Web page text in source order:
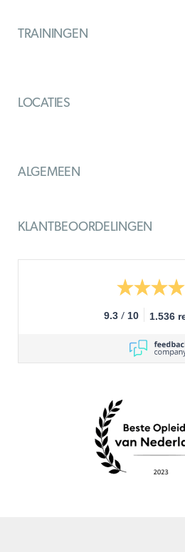
TRAININGEN
LOCATIES
ALGEMEEN
KLANTBEOORDELINGEN
9.3 / 10 1.536